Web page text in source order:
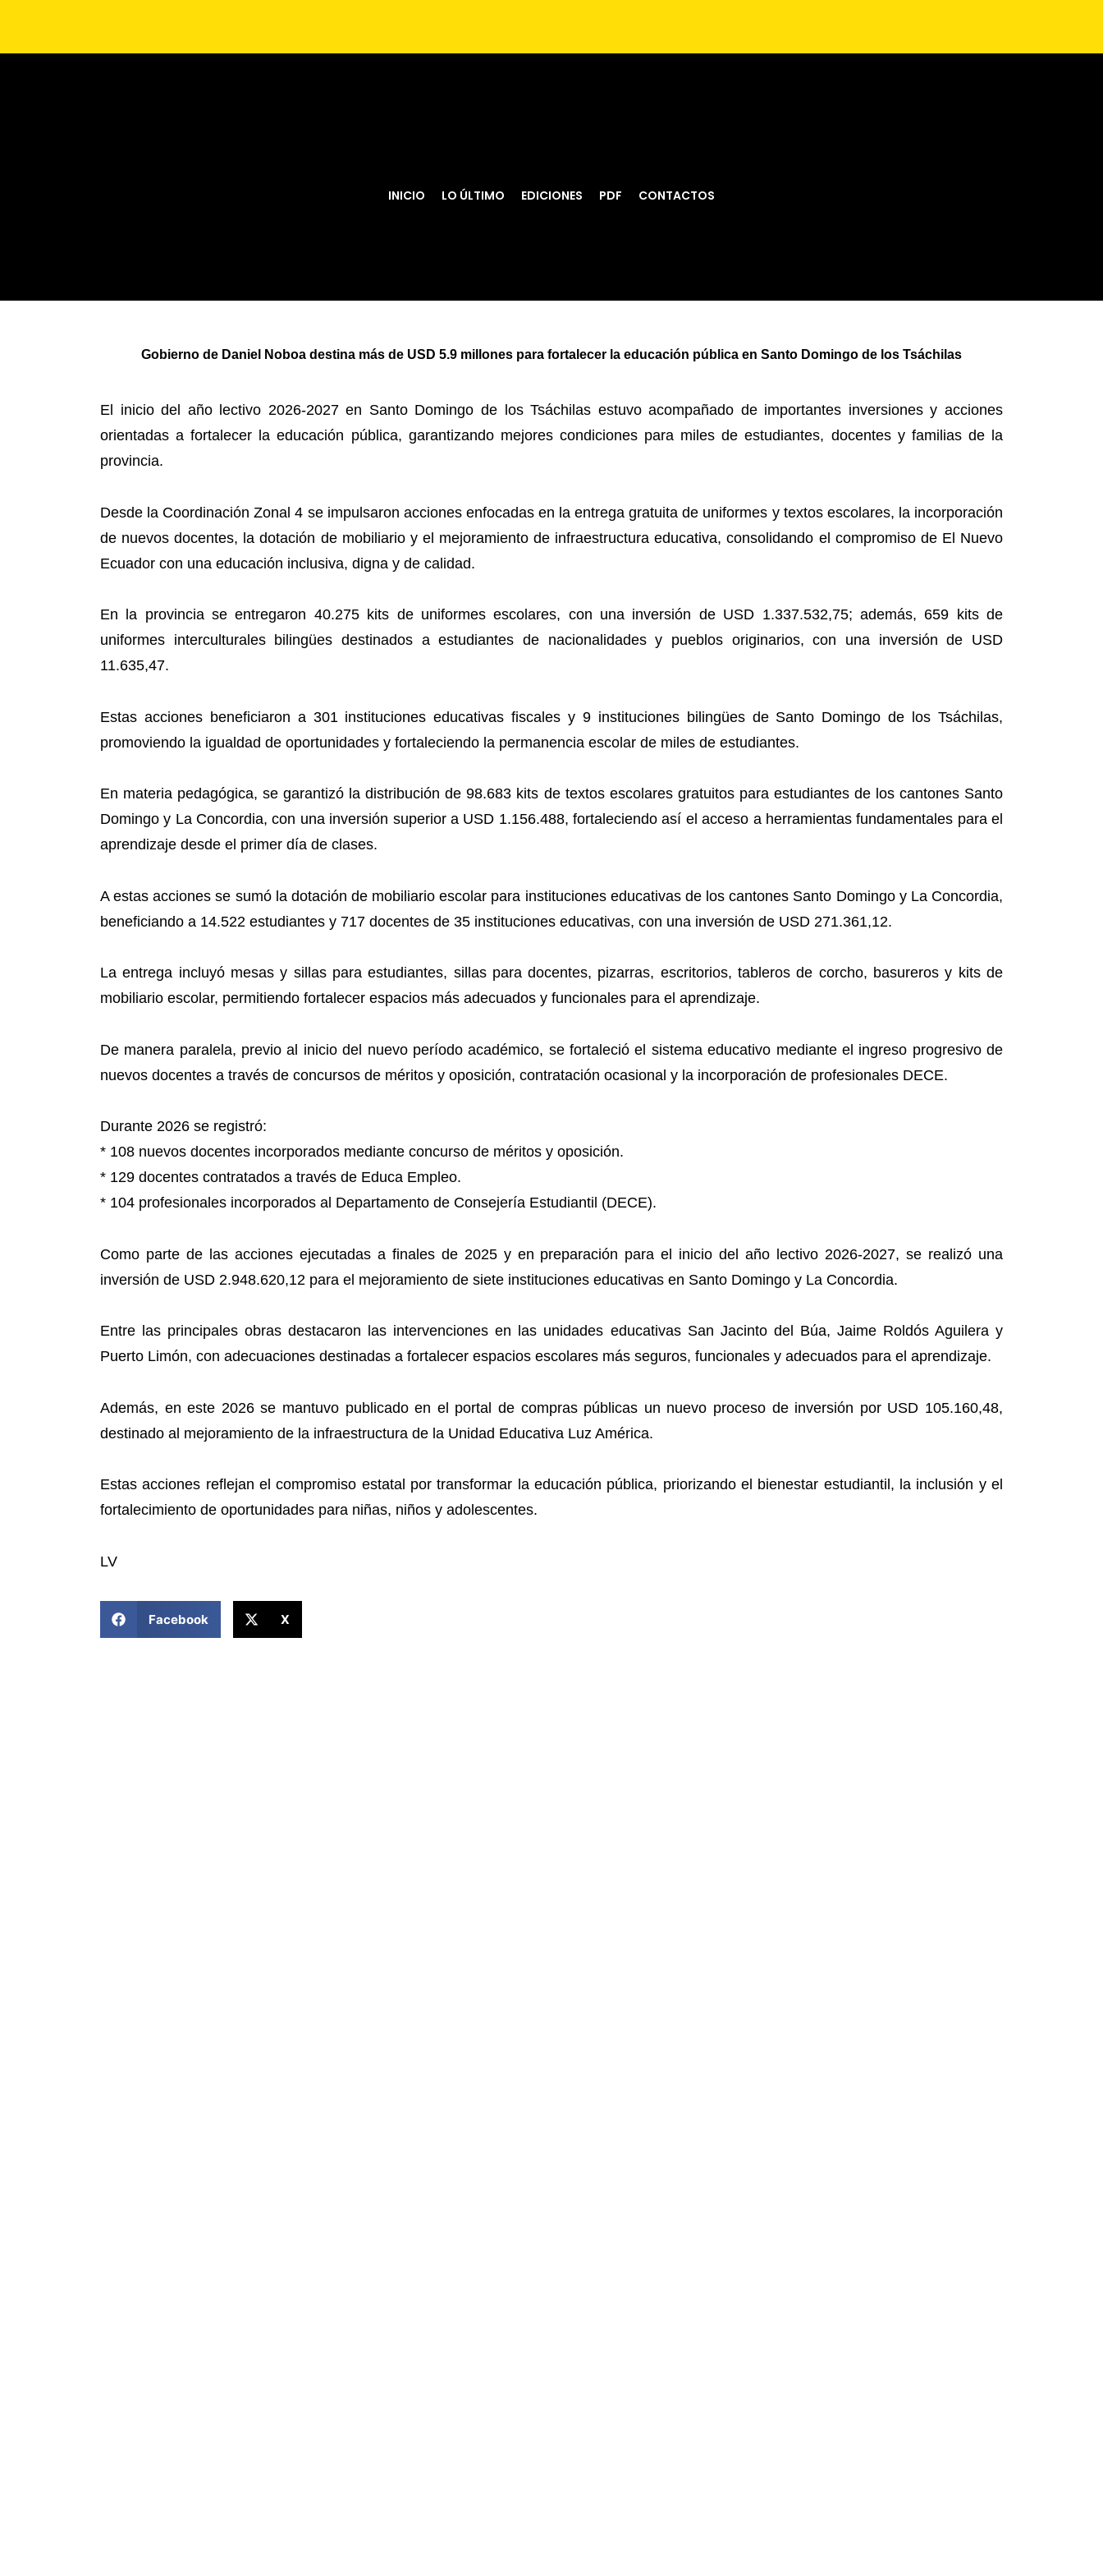
INICIO LO ÚLTIMO EDICIONES PDF CONTACTOS
Gobierno de Daniel Noboa destina más de USD 5.9 millones para fortalecer la educación pública en Santo Domingo de los Tsáchilas
El inicio del año lectivo 2026-2027 en Santo Domingo de los Tsáchilas estuvo acompañado de importantes inversiones y acciones
orientadas a fortalecer la educación pública, garantizando mejores condiciones para miles de estudiantes, docentes y familias de la
provincia.
Desde la Coordinación Zonal 4 se impulsaron acciones enfocadas en la entrega gratuita de uniformes y textos escolares, la incorporación
de nuevos docentes, la dotación de mobiliario y el mejoramiento de infraestructura educativa, consolidando el compromiso de El Nuevo
Ecuador con una educación inclusiva, digna y de calidad.
En la provincia se entregaron 40.275 kits de uniformes escolares, con una inversión de USD 1.337.532,75; además, 659 kits de
uniformes interculturales bilingües destinados a estudiantes de nacionalidades y pueblos originarios, con una inversión de USD
11.635,47.
Estas acciones beneficiaron a 301 instituciones educativas fiscales y 9 instituciones bilingües de Santo Domingo de los Tsáchilas,
promoviendo la igualdad de oportunidades y fortaleciendo la permanencia escolar de miles de estudiantes.
En materia pedagógica, se garantizó la distribución de 98.683 kits de textos escolares gratuitos para estudiantes de los cantones Santo
Domingo y La Concordia, con una inversión superior a USD 1.156.488, fortaleciendo así el acceso a herramientas fundamentales para el
aprendizaje desde el primer día de clases.
A estas acciones se sumó la dotación de mobiliario escolar para instituciones educativas de los cantones Santo Domingo y La Concordia,
beneficiando a 14.522 estudiantes y 717 docentes de 35 instituciones educativas, con una inversión de USD 271.361,12.
La entrega incluyó mesas y sillas para estudiantes, sillas para docentes, pizarras, escritorios, tableros de corcho, basureros y kits de
mobiliario escolar, permitiendo fortalecer espacios más adecuados y funcionales para el aprendizaje.
De manera paralela, previo al inicio del nuevo período académico, se fortaleció el sistema educativo mediante el ingreso progresivo de
nuevos docentes a través de concursos de méritos y oposición, contratación ocasional y la incorporación de profesionales DECE.
Durante 2026 se registró:
* 108 nuevos docentes incorporados mediante concurso de méritos y oposición.
* 129 docentes contratados a través de Educa Empleo.
* 104 profesionales incorporados al Departamento de Consejería Estudiantil (DECE).
Como parte de las acciones ejecutadas a finales de 2025 y en preparación para el inicio del año lectivo 2026-2027, se realizó una
inversión de USD 2.948.620,12 para el mejoramiento de siete instituciones educativas en Santo Domingo y La Concordia.
Entre las principales obras destacaron las intervenciones en las unidades educativas San Jacinto del Búa, Jaime Roldós Aguilera y
Puerto Limón, con adecuaciones destinadas a fortalecer espacios escolares más seguros, funcionales y adecuados para el aprendizaje.
Además, en este 2026 se mantuvo publicado en el portal de compras públicas un nuevo proceso de inversión por USD 105.160,48,
destinado al mejoramiento de la infraestructura de la Unidad Educativa Luz América.
Estas acciones reflejan el compromiso estatal por transformar la educación pública, priorizando el bienestar estudiantil, la inclusión y el
fortalecimiento de oportunidades para niñas, niños y adolescentes.
LV
Facebook X